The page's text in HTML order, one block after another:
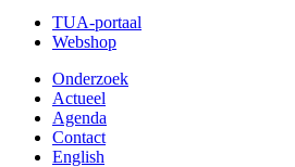
TUA-portaal
Webshop
Onderzoek
Actueel
Agenda
Contact
English